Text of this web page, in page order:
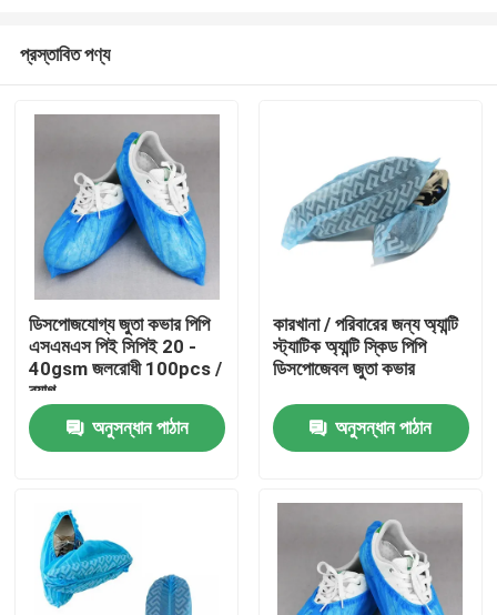
পণ্য
আমাদের সম্পর্কে
প্রস্তাবিত পণ্য
ডিসপোজযোগ্য জুতা কভার পিপি
এসএমএস পিই সিপিই 20 -
40gsm জলরোধী 100pcs /
ব্যাগ
অনুসন্ধান পাঠান
কারখানা / পরিবারের জন্য অ্যান্টি
স্ট্যাটিক অ্যান্টি স্কিড পিপি
ডিসপোজেবল জুতা কভার
অনুসন্ধান পাঠান